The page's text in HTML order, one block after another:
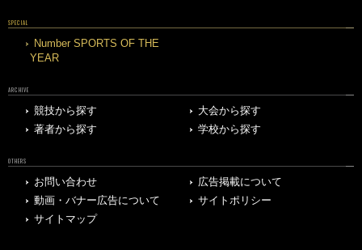
SPECIAL
Number SPORTS OF THE
YEAR
ARCHIVE
競技から探す
大会から探す
著者から探す
学校から探す
OTHERS
お問い合わせ
広告掲載について
動画・バナー広告について
サイトポリシー
サイトマップ